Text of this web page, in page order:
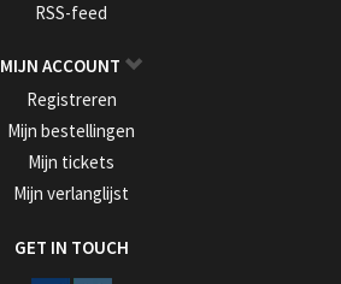
RSS-feed
MIJN ACCOUNT
Registreren
Mijn bestellingen
Mijn tickets
Mijn verlanglijst
GET IN TOUCH